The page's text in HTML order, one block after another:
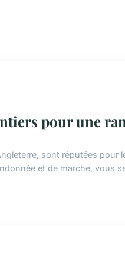
pour une
sont réputées pour
et de marche, vous